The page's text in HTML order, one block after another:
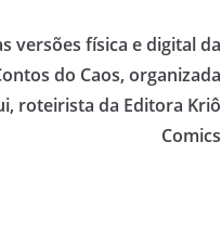
versões física e digital da
do Caos, organizada
roteirista da Editora Kriô
Comics